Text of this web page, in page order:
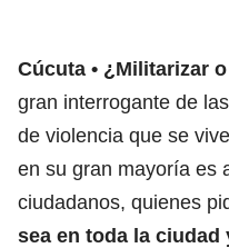
Cúcuta ¿Militarizar
gran interrogante de
de violencia que se
en su gran mayoría es
ciudadanos, quienes
sea en toda la ciudad